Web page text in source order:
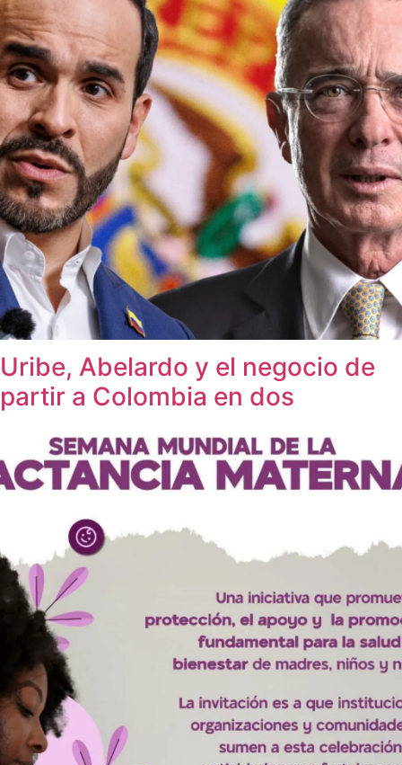
Uribe, Abelardo y el negocio de
partir a Colombia en dos